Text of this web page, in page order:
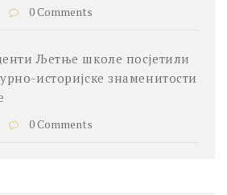
0 Comments
Љетње школе посјетили
историјске знаменитости
0 Comments